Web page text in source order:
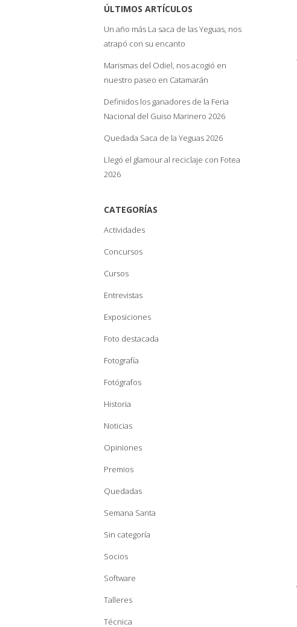
ÚLTIMOS ARTÍCULOS
Un año más La saca de las Yeguas, nos
atrapó con su encanto
Marismas del Odiel, nos acogió en
nuestro paseo en Catamarán
Definidos los ganadores de la Feria
Nacional del Guiso Marinero 2026
Quedada Saca de la Yeguas 2026
Llegó el glamour al reciclaje con Fotea
2026
CATEGORÍAS
Actividades
Concursos
Cursos
Entrevistas
Exposiciones
Foto destacada
Fotografía
Fotógrafos
Historia
Noticias
Opiniones
Premios
Quedadas
Semana Santa
Sin categoría
Socios
Software
Talleres
Técnica